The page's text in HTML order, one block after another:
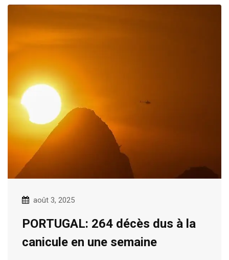
août 3, 2025
PORTUGAL: 264 décès dus à la
canicule en une semaine